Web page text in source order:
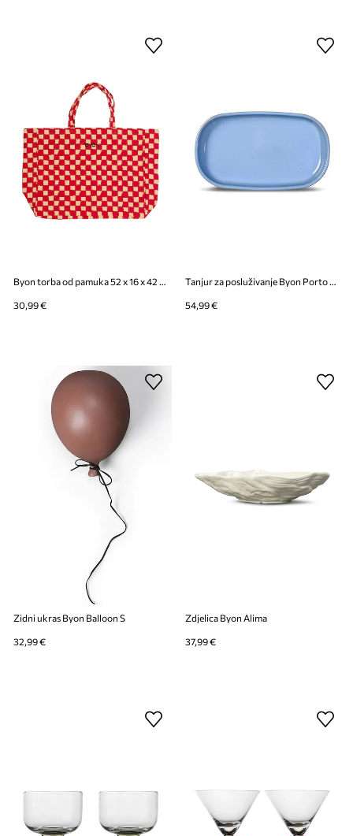
Byon torba od pamuka 52 x 16 x 42 cm
30,99 €
Tanjur za posluživanje Byon Porto 18 x 30 cm
54,99 €
Zidni ukras Byon Balloon S
32,99 €
Zdjelica Byon Alima
37,99 €